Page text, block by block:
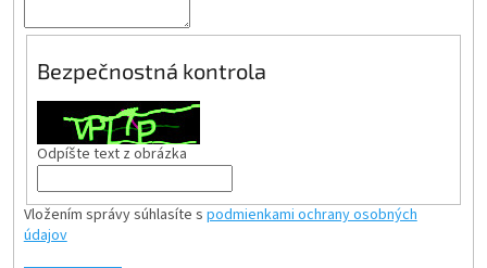
Bezpečnostná kontrola
Odpíšte text z obrázka
Vložením správy súhlasíte s podmienkami ochrany osobných
údajov